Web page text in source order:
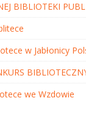
BIBLIOTEKI
w Jabłonicy
we Wzdowie